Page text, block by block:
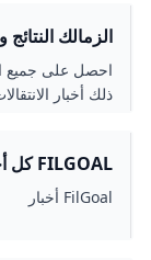
الزمالك النتائج
احصل على جميع
ذلك أخبار
FILGOAL كل أخبار الزمالك
FilGoal أخبار